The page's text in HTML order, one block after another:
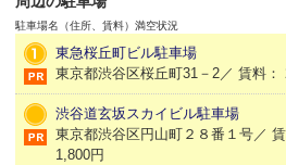
駐車場名（住所、賃料） 満空状況
東急桜丘町ビル駐車場
東京都渋谷区桜丘町31－2／ 賃料：
渋谷道玄坂スカイビル駐車場
東京都渋谷区円山町２８番１号／
1,800円